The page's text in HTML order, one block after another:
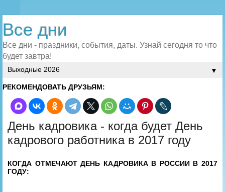
Все дни
Все дни - праздники, события, даты. Узнай сегодня то что
будет завтра!
▼
РЕКОМЕНДОВАТЬ ДРУЗЬЯМ:
День кадровика - когда будет День
кадрового работника в 2017 году
КОГДА ОТМЕЧАЮТ ДЕНЬ КАДРОВИКА В РОССИИ В 2017
ГОДУ: